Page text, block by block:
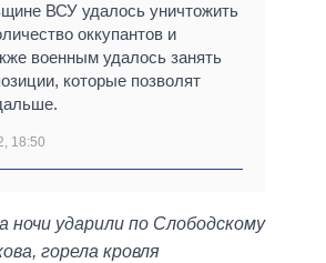
ВСУ удалось уничтожить
оккупантов и
военным удалось занять
которые позволят
18:50
ночи ударили по Слободскому
горела кровля